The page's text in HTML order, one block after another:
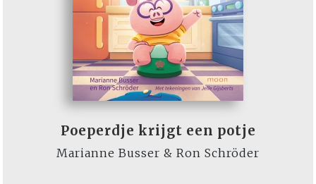
Poeperdje krijgt een potje
Marianne Busser & Ron Schröder